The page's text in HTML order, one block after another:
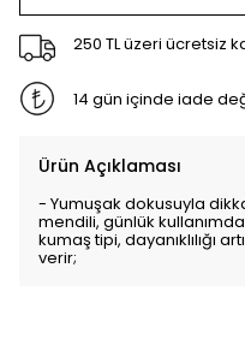
250 TL üzeri ücretsiz
14 gün içinde iade
Ürün Açıklaması
- Yumuşak dokusuyla
mendili, günlük kullanımda
kumaş tipi, dayanıklılığı
verir;